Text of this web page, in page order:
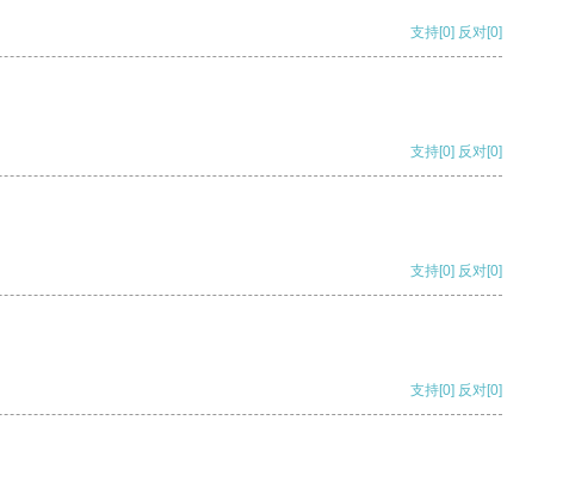
支持[0] 反对[0]
支持[0] 反对[0]
支持[0] 反对[0]
支持[0] 反对[0]